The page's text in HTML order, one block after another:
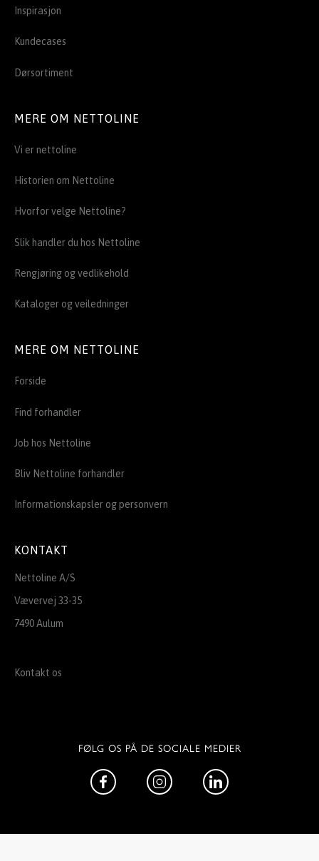
Inspirasjon
Kundecases
Dørsortiment
MERE OM NETTOLINE
Vi er nettoline
Historien om Nettoline
Hvorfor velge Nettoline?
Slik handler du hos Nettoline
Rengjøring og vedlikehold
Kataloger og veiledninger
MERE OM NETTOLINE
Forside
Find forhandler
Job hos Nettoline
Bliv Nettoline forhandler
Informationskapsler og personvern
KONTAKT
Nettoline A/S
Vævervej 33-35
7490 Aulum
Kontakt os
FØLG OS PÅ DE SOCIALE MEDIER